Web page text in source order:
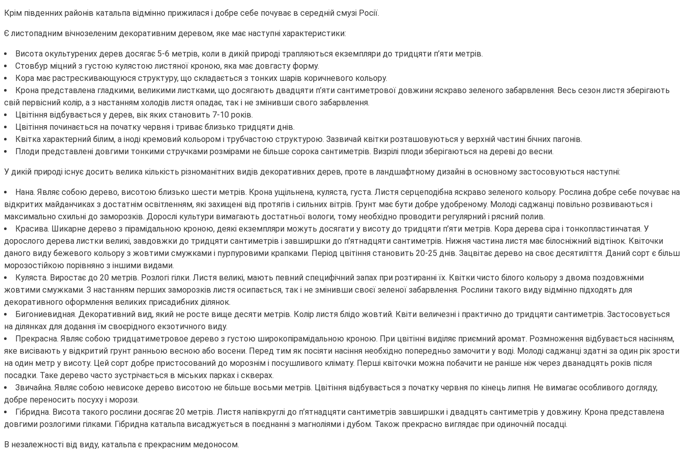
Крім південних районів катальпа відмінно прижилася і добре себе почуває в середній смузі Росії.
Є листопадним вічнозеленим декоративним деревом, яке має наступні характеристики:
Висота окультурених дерев досягає 5-6 метрів, коли в дикій природі трапляються екземпляри до тридцяти п’яти метрів.
Стовбур міцний з густою кулястою листяної кроною, яка має довгасту форму.
Кора має растрескивающуюся структуру, що складається з тонких шарів коричневого кольору.
Крона представлена гладкими, великими листками, що досягають двадцяти п’яти сантиметрової довжини яскраво зеленого забарвлення. Весь сезон листя зберігають
свій первісний колір, а з настанням холодів листя опадає, так і не змінивши свого забарвлення.
Цвітіння відбувається у дерев, вік яких становить 7-10 років.
Цвітіння починається на початку червня і триває близько тридцяти днів.
Квітка характерний білим, а іноді кремовий кольором і трубчастою структурою. Зазвичай квітки розташовуються у верхній частині бічних пагонів.
Плоди представлені довгими тонкими стручками розмірами не більше сорока сантиметрів. Визрілі плоди зберігаються на дереві до весни.
У дикій природі існує досить велика кількість різноманітних видів декоративних дерев, проте в ландшафтному дизайні в основному застосовуються наступні:
Нана. Являє собою дерево, висотою близько шести метрів. Крона ущільнена, куляста, густа. Листя серцеподібна яскраво зеленого кольору. Рослина добре себе почуває на
відкритих майданчиках з достатнім освітленням, які захищені від протягів і сильних вітрів. Грунт має бути добре удобреному. Молоді саджанці повільно розвиваються і
максимально схильні до заморозків. Дорослі культури вимагають достатньої вологи, тому необхідно проводити регулярний і рясний полив.
Красива. Шикарне дерево з пірамідальною кроною, деякі екземпляри можуть досягати у висоту до тридцяти п’яти метрів. Кора дерева сіра і тонкопластинчатая. У
дорослого дерева листки великі, завдовжки до тридцяти сантиметрів і завширшки до п’ятнадцяти сантиметрів. Нижня частина листя має білосніжний відтінок. Квіточки
даного виду бежевого кольору з жовтими смужками і пурпуровими крапками. Період цвітіння становить 20-25 днів. Зацвітає дерево на своє десятиліття. Даний сорт є більш
морозостійкою порівняно з іншими видами.
Куляста. Виростає до 20 метрів. Розлогі гілки. Листя великі, мають певний специфічний запах при розтиранні їх. Квітки чисто білого кольору з двома поздовжніми
жовтими смужками. З настанням перших заморозків листя осипається, так і не змінивши своєї зеленої забарвлення. Рослини такого виду відмінно підходять для
декоративного оформлення великих присадибних ділянок.
Бигониевидная. Декоративний вид, який не росте вище десяти метрів. Колір листя блідо жовтий. Квіти величезні і практично до тридцяти сантиметрів. Застосовується
на ділянках для додання їм своєрідного екзотичного виду.
Прекрасна. Являє собою тридцатиметровое дерево з густою широкопірамідальною кроною. При цвітінні виділяє приємний аромат. Розмноження відбувається насінням,
яке висівають у відкритий грунт ранньою весною або восени. Перед тим як посіяти насіння необхідно попередньо замочити у воді. Молоді саджанці здатні за один рік зрости
на один метр у висоту. Цей сорт добре пристосований до морознім і посушливого клімату. Перші квіточки можна побачити не раніше ніж через дванадцять років після
посадки. Таке дерево часто зустрічається в міських парках і скверах.
Звичайна. Являє собою невисоке дерево висотою не більше восьми метрів. Цвітіння відбувається з початку червня по кінець липня. Не вимагає особливого догляду,
добре переносить посуху і морози.
Гібридна. Висота такого рослини досягає 20 метрів. Листя напівкруглі до п’ятнадцяти сантиметрів завширшки і двадцять сантиметрів у довжину. Крона представлена
довгими розлогими гілками. Гібридна катальпа висаджується в поєднанні з магноліями і дубом. Також прекрасно виглядає при одиночній посадці.
В незалежності від виду, катальпа є прекрасним медоносом.